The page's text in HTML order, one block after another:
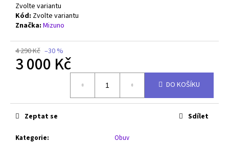
Zvolte variantu
Kód: Zvolte variantu
Značka: Mizuno
4 290 Kč –30 %
3 000 Kč
DO KOŠÍKU
Kategorie:
Obuv
Zeptat se Sdílet
500
Kč
Původně:
990
Kč